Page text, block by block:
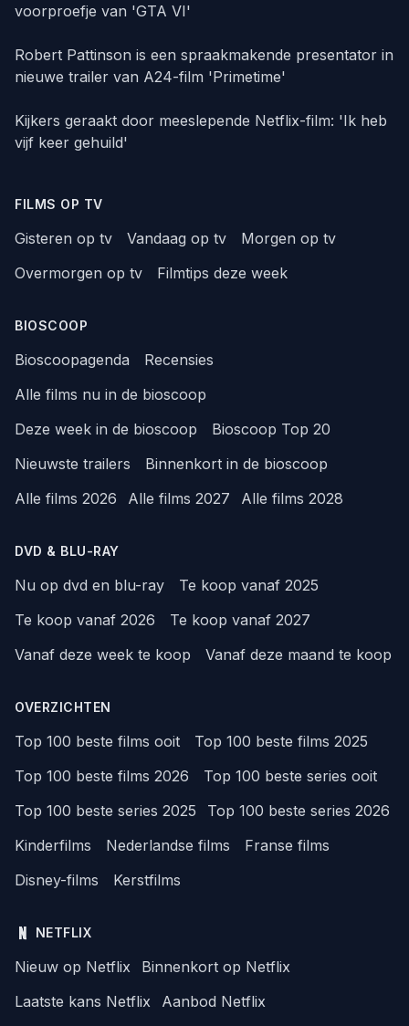
voorproefje van 'GTA VI'
Robert Pattinson is een spraakmakende presentator in
nieuwe trailer van A24-film 'Primetime'
Kijkers geraakt door meeslepende Netflix-film: 'Ik heb
vijf keer gehuild'
FILMS OP TV
Gisteren op tv Vandaag op tv
Morgen op tv
Overmorgen op tv
Filmtips deze week
BIOSCOOP
Bioscoopagenda
Recensies
Alle films nu in de bioscoop
Deze week in de bioscoop
Bioscoop Top 20
Nieuwste trailers
Binnenkort in de bioscoop
Alle films 2026
Alle films 2027 Alle films 2028
DVD & BLU-RAY
Nu op dvd en blu-ray
Te koop vanaf 2025
Te koop vanaf 2026
Te koop vanaf 2027
Vanaf deze week te koop
Vanaf deze maand te koop
OVERZICHTEN
Top 100 beste films ooit
Top 100 beste films 2025
Top 100 beste films 2026
Top 100 beste series ooit
Top 100 beste series 2025
Top 100 beste series 2026
Kinderfilms
Nederlandse films
Franse films
Disney-films
Kerstfilms
NETFLIX
Nieuw op Netflix
Binnenkort op Netflix
Laatste kans Netflix
Aanbod Netflix